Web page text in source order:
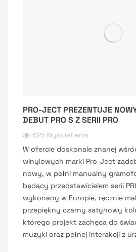
PRO-JECT PREZENTUJE
DEBUT PRO S Z SERII PRO
625 Wyświetlenia
W ofercie doskonale znanej
winylowych marki Pro-Ject
nowy, w pełni manualny
będący przedstawicielem serii
wykonany w Europie, ręcznie
przepiękny czarny satynowy
którego projekt zachęca do
muzyki oraz pełnej interakcji z